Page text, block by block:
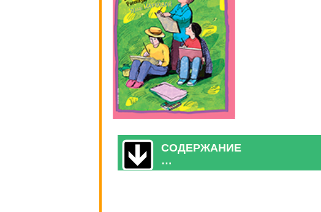
СОДЕРЖАНИЕ
…